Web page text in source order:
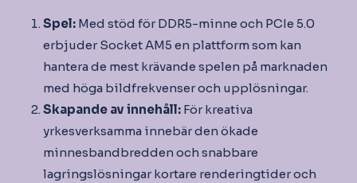
Spel: Med stöd för DDR5-minne och PCIe 5.0
erbjuder Socket AM5 en plattform som kan
hantera de mest krävande spelen på marknaden
med höga bildfrekvenser och upplösningar.
Skapande av innehåll: För kreativa
yrkesverksamma innebär den ökade
minnesbandbredden och snabbare
lagringslösningar kortare renderingtider och